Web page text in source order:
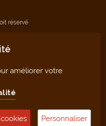
réservé
améliorer votre
Personnaliser